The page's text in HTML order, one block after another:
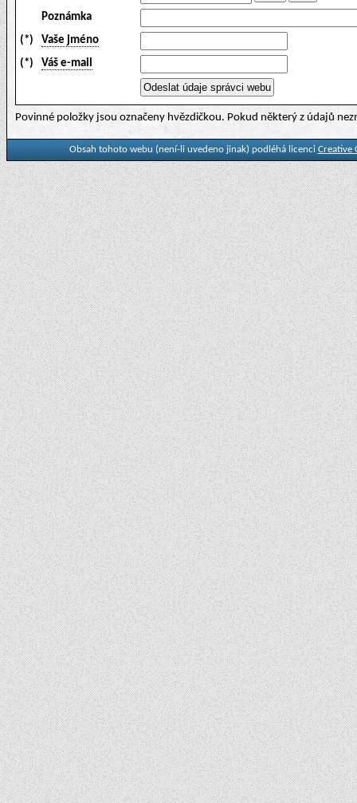
Poznámka
(*)
Vaše jméno
(*)
Váš e-mail
Povinné položky jsou označeny hvězdičkou. Pokud některý z údajů
Obsah tohoto webu (není-li uvedeno jinak) podléhá licenci Creative